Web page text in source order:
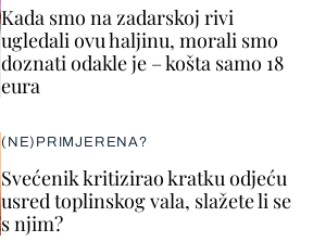
Kada smo na zadarskoj rivi
ugledali ovu haljinu, morali smo
doznati odakle je – košta samo 18
eura
(NE)PRIMJERENA?
Svećenik kritizirao kratku odjeću
usred toplinskog vala, slažete li se
s njim?